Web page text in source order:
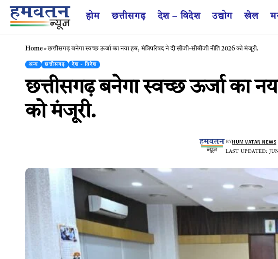
होम छत्तीसगढ़ देश – विदेश उद्योग खेल
Home»छत्तीसगढ़ बनेगा स्वच्छ ऊर्जा का नया हब, मंत्रिपरिषद ने दी सीजी-सीबीजी नीति 2026 को मंजूरी.
अन्य छत्तीसगढ़ देश - विदेश
छत्तीसगढ़ बनेगा स्वच्छ ऊर्जा का
को मंजूरी.
LAST UPDATED:
BYHUM VATAN NEWS